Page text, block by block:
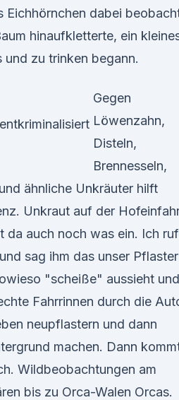
Eichhörnchen dabei
hinaufkletterte, ein
und zu trinken begann.
Gegen
Löwenzahn,
Disteln,
Brennesseln,
ähnliche Unkräuter hilft
Unkraut auf der
da auch noch was ein. Ich
sag ihm das unser Pflaster
"scheiße" aussieht und
Fahrrinnen durch die
neupflastern und dann
machen. Dann
Wildbeobachtungen am
bis zu Orca-Walen Orcas.